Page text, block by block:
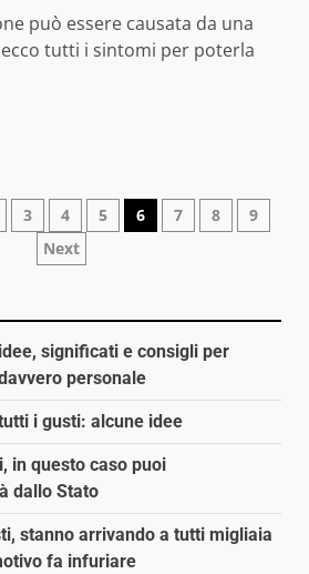
può essere causata da una
tutti i sintomi per poterla
3 4 5 6 7 8
9
Next
significati e consigli per
personale
i gusti: alcune idee
in questo caso puoi
dallo Stato
stanno arrivando a tutti migliaia
fa infuriare